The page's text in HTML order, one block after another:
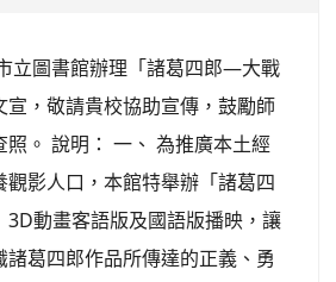
立圖書館辦理「諸葛四郎—大戰
宣，敬請貴校協助宣傳，鼓勵師
照。 說明： 一、 為推廣本土經
觀影人口，本館特舉辦「諸葛四
3D動畫客語版及國語版播映，讓
諸葛四郎作品所傳達的正義、勇